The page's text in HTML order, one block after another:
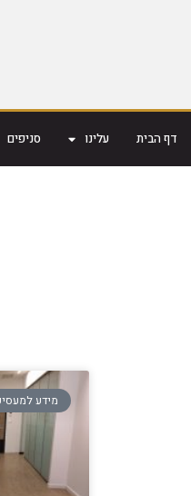
דף הבית עלינו סניפים
מידע